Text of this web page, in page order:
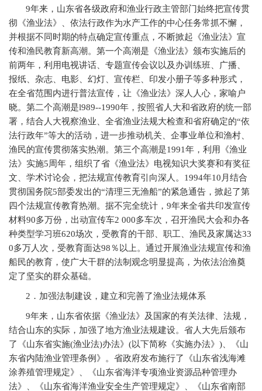
9年来，山东省各级政府和渔业行政主管部门始终把宣传贯
彻《渔业法》、依法行政作为水产工作的中心任务常抓不懈，
并根据不同时期的特点确定宣传重点，不断掀起《渔业法》宣
传和渔民教育新高潮。第一个高潮是《渔业法》颁布实施后的
前两年，利用电视讲话、专题宣传会议以及办训练班、广播、
报纸、杂志、电影、幻灯、宣传栏、印发小册子等多种形式，
在全省范围内进行普法宣传，让《渔业法》深人人心，家喻户
晓。第二个高潮是l989--1990年，按照省人大和省政府的统一部
署，结合人大视察渔业、全省渔业法规大检查和省府确定的“依
法行政年”等大的活动，进一步推动机关、企事业单位和渔村、
渔民的宣传贯彻落实热潮。第三个高潮是1991年，利用《渔业
法》实施5周年，组织了省《渔业法》电视知识大奖赛和有奖征
文、学术讨论会，把法规宣传教育引向深人。1994年10月结合
贯彻国务院5部委发出的“清理三无渔船”的紧急通告，掀起了第
四个法规宣传教育热潮。据不完全统计，9年来全省共印发宣传
材料90多万份，出动宣传车2 000多车次，召开渔民大会和办各
种类型学习班620场次，受教育的干部、职工、渔民及家属达33
0多万人次，受教育面达98％以上。通过开展渔业法规宣传和渔
船民的教育，使广大干群的法制观念明显提高，为依法治渔奠
定了坚实的群众基础。
2 ．加强法制建设，建立和完善了渔业法规体系
9年来，山东省依据《渔业法》及国家的有关法律、法规，
结合山东的实际，加强了地方渔业法规建设。省人大先后颁布
了《山东省实施(渔业法)办法》(以下简称《实施办法》)、《山
东省内陆渔业管理条例》。省政府发布施行了《山东省浅海滩
涂养殖管理规定》、《山东省海洋专项渔业资源品种管理办
法》、《山东省海洋渔业安全生产管理规定》、《山东省南部